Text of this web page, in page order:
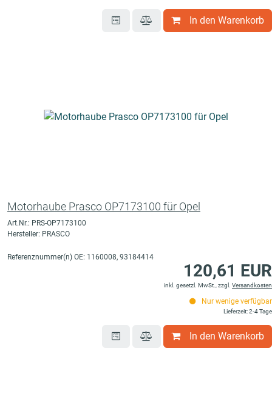
In den Warenkorb
Motorhaube Prasco OP7173100 für Opel
Art.Nr.: PRS-OP7173100
Hersteller: PRASCO
Referenznummer(n) OE: 1160008, 93184414
120,61 EUR
inkl. gesetzl. MwSt., zzgl. Versandkosten
Nur wenige verfügbar
Lieferzeit: 2-4 Tage
In den Warenkorb